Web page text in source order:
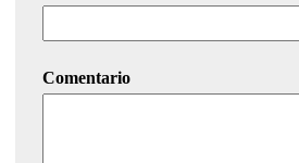
Comentario